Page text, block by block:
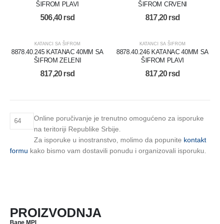
ŠIFROM PLAVI
506,40rsd
ŠIFROM CRVENI
817,20rsd
KATANCI SA ŠIFROM
8878.40.245 KATANAC 40MM SA
ŠIFROM ZELENI
817,20rsd
KATANCI SA ŠIFROM
8878.40.246 KATANAC 40MM SA
ŠIFROM PLAVI
817,20rsd
Online poručivanje je trenutno omogućeno za isporuke
na teritoriji Republike Srbije.
Za isporuke u inostranstvo, molimo da popunite kontakt
formu kako bismo vam dostavili ponudu i organizovali isporuku.
PROIZVODNJA
Bane MPI